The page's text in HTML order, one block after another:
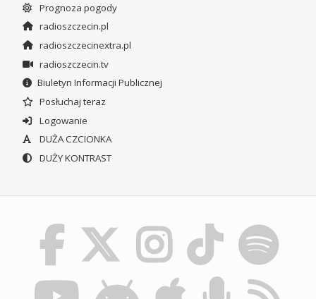
Prognoza pogody
radioszczecin.pl
radioszczecinextra.pl
radioszczecin.tv
Biuletyn Informacji Publicznej
Posłuchaj teraz
Logowanie
DUŻA CZCIONKA
DUŻY KONTRAST